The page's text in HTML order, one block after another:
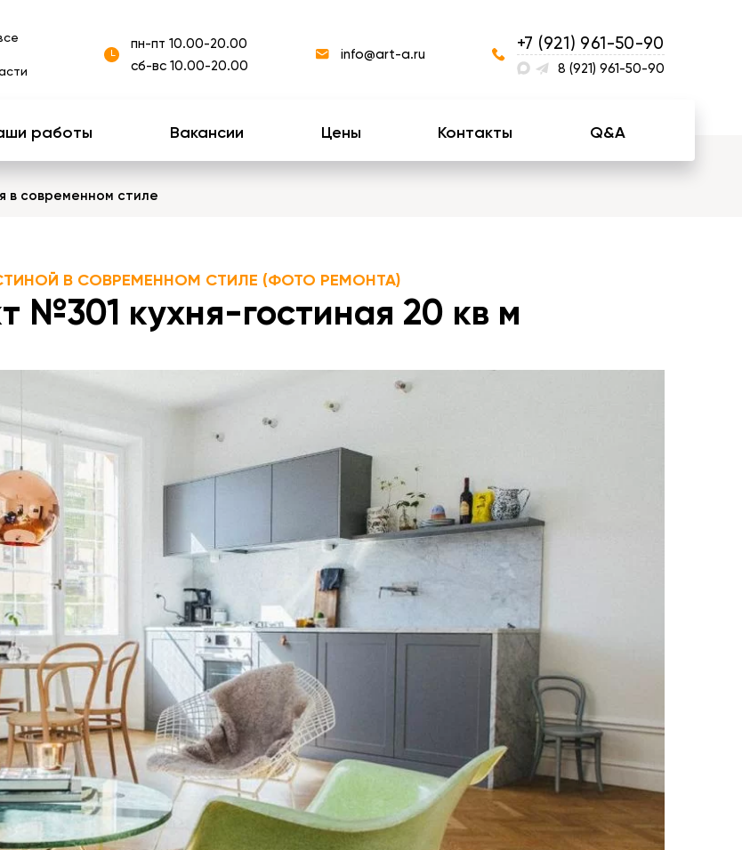
пн-пт 10.00-20.00
сб-вс 10.00-20.00
info@art-a.ru
+7 (921) 961-50-90
8 (921) 961-50-90
работы Вакансии Цены Контакты Q&A
в современном стиле
В СОВРЕМЕННОМ СТИЛЕ (ФОТО РЕМОНТА)
№301 кухня-гостиная 20 кв м